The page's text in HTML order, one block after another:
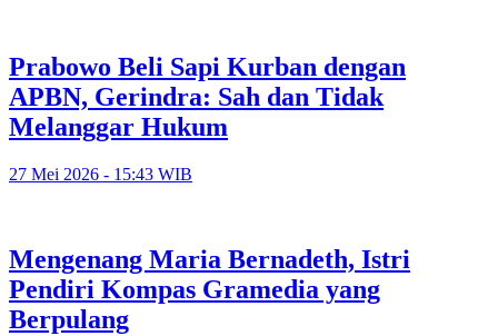
Prabowo Beli Sapi Kurban dengan
APBN, Gerindra: Sah dan Tidak
Melanggar Hukum
27 Mei 2026 - 15:43 WIB
Mengenang Maria Bernadeth, Istri
Pendiri Kompas Gramedia yang
Berpulang